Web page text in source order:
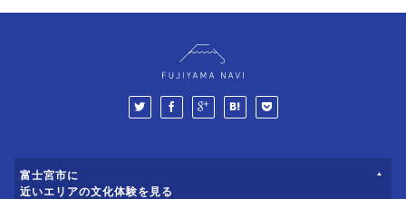
富士宮市に
近いエリアの文化体験を見る